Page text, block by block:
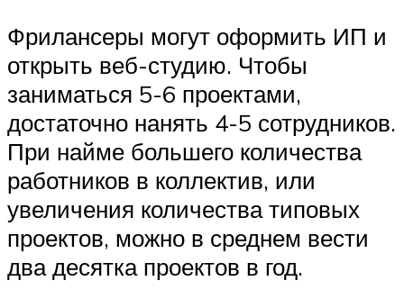
Фрилансеры могут оформить ИП и
открыть веб-студию. Чтобы
заниматься 5-6 проектами,
достаточно нанять 4-5 сотрудников.
При найме большего количества
работников в коллектив, или
увеличения количества типовых
проектов, можно в среднем вести
два десятка проектов в год.